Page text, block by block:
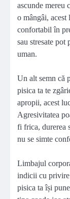
ascunde mereu
o mângâi, acest
confortabil în
sau stresate pot
uman.
Un alt semn că
pisica ta te
apropii, acest
Agresivitatea
fi frica, durerea
nu se simte
Limbajul
indicii cu privire
pisica ta își